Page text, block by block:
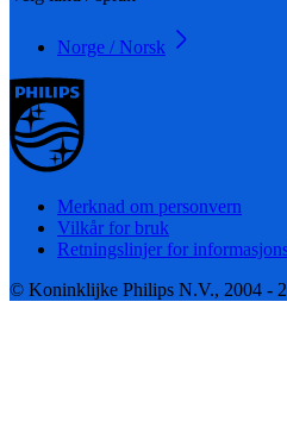
Norge / Norsk
Merknad om personvern
Vilkår for bruk
Retningslinjer for
© Koninklijke Philips N.V., 2004 -